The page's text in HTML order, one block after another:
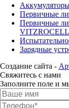
Первичные
Первичные
Зарядные
Создание сайта -
Свяжитесь с нами
Заполните поле и